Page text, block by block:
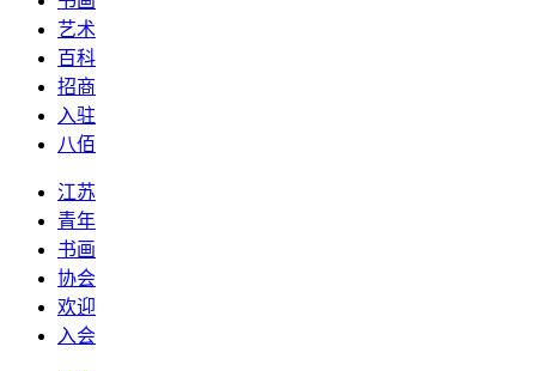
艺术
百科
招商
入驻
八佰
江苏
青年
书画
协会
欢迎
入会